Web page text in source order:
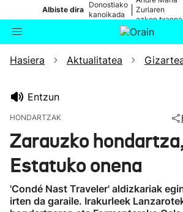
Albiste dira
Donostiako
kanoikada
Zuriaren
azken txanpa
Bilatzailea Aktualitatea
Ikusmiran
Eguraldia
Hasiera Aktualitatea
Entzun
HONDARTZAK
Zarauzko
Estatuko onena
'Condé Nast Traveler' aldizkariak
irten da garaile. Irakurleek